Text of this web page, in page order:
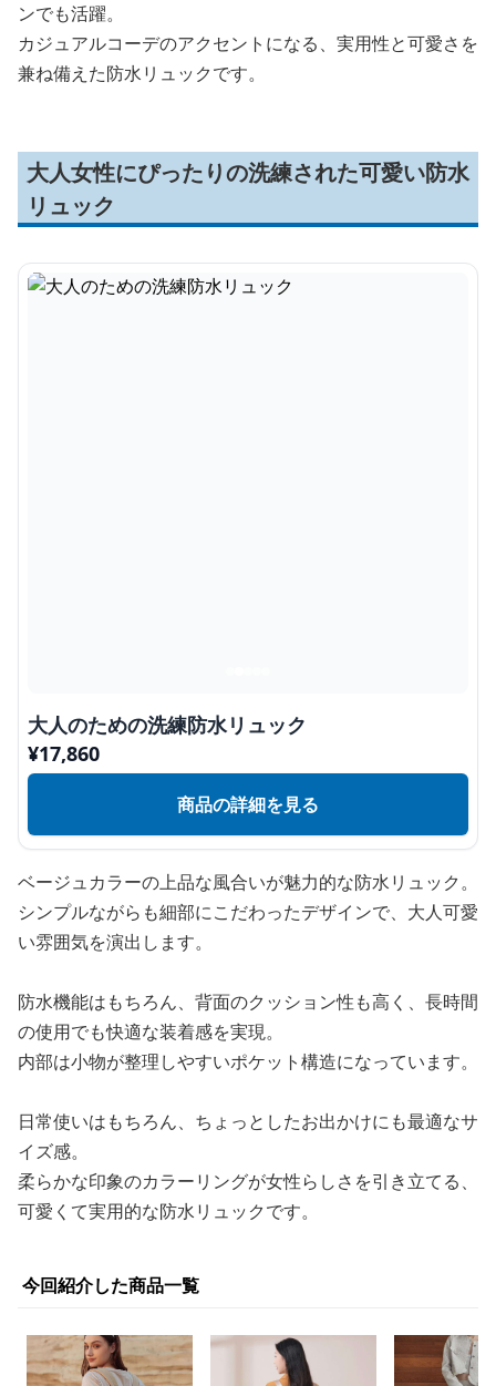
ンでも活躍。
カジュアルコーデのアクセントになる、実用性と可愛さを
兼ね備えた防水リュックです。
大人女性にぴったりの洗練された可愛い防水
リュック
大人のための洗練防水リュック
¥17,860
商品の詳細を見る
ベージュカラーの上品な風合いが魅力的な防水リュック。
シンプルながらも細部にこだわったデザインで、大人可愛
い雰囲気を演出します。
防水機能はもちろん、背面のクッション性も高く、長時間
の使用でも快適な装着感を実現。
内部は小物が整理しやすいポケット構造になっています。
日常使いはもちろん、ちょっとしたお出かけにも最適なサ
イズ感。
柔らかな印象のカラーリングが女性らしさを引き立てる、
可愛くて実用的な防水リュックです。
今回紹介した商品一覧